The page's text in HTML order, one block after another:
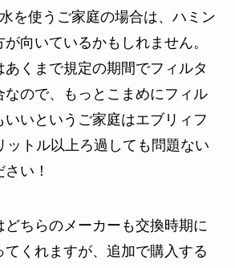
を使うご家庭の場合は、ハミン
向いているかもしれません。
くまで規定の期間でフィルタ
なので、もっとこまめにフィル
いいというご家庭はエブリィフ
ットル以上ろ過しても問題ない
い！
どちらのメーカーも交換時期に
てくれますが、追加で購入する